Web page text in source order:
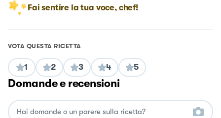
Fai sentire la tua voce, chef!
VOTA QUESTA RICETTA
1 2 3 4 5
Domande e recensioni